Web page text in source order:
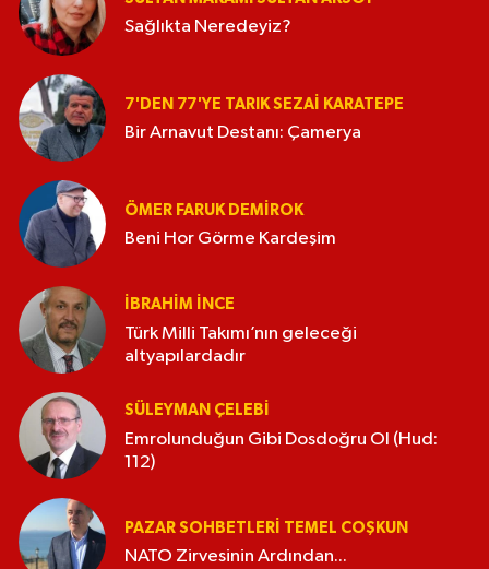
Sağlıkta Neredeyiz?
7'DEN 77'YE TARIK SEZAI KARATEPE
Bir Arnavut Destanı: Çamerya
ÖMER FARUK DEMIROK
Beni Hor Görme Kardeşim
İBRAHIM İNCE
Türk Milli Takımı’nın geleceği
altyapılardadır
SÜLEYMAN ÇELEBI
Emrolunduğun Gibi Dosdoğru Ol (Hud:
112)
PAZAR SOHBETLERI TEMEL COŞKUN
NATO Zirvesinin Ardından...